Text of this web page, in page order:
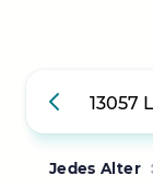
Jedes Alter